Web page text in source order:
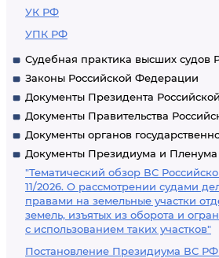
УК РФ
УПК РФ
Судебная практика высших судов
Законы Российской Федерации
Документы Президента
Документы Правительства
Документы органов
Документы Президиума и
"Тематический обзор ВС
11/2026. О рассмотрении судами
правами на земельные участки
земель, изъятых из оборота и
с использованием таких участков"
Постановление Президиума ВС РФ